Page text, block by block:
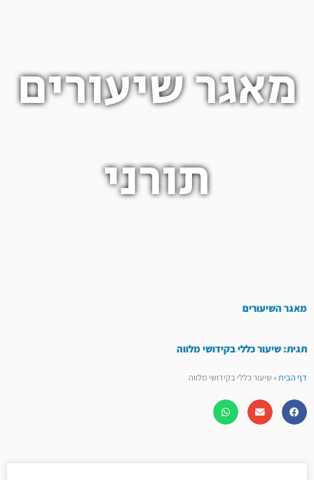
מאגר שיעורים
תורני
מאגר השיעורים
תגית: שיעור כללי בקידושי מלווה
דף הבית»שיעור כללי בקידושי מלווה